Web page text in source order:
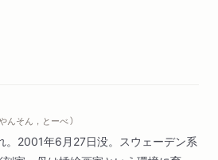
やんそん，とーべ ）
。2001年6月27日没。スウェーデン系